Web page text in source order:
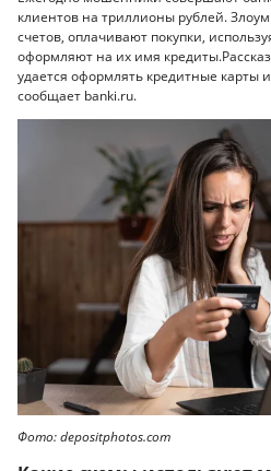
клиентов на триллионы рублей.
счетов, оплачивают покупки,
оформляют на их имя
удается оформлять кредитные карты
сообщает banki.ru.
Фото: depositphotos.com